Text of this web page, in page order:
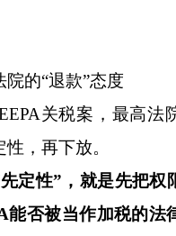
的“退款”态度
关税案，最高法
，再下放。
定性”，就是先把权
能否被当作加税的法